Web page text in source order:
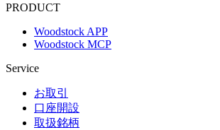
PRODUCT
Woodstock APP
Woodstock MCP
Service
お取引
口座開設
取扱銘柄